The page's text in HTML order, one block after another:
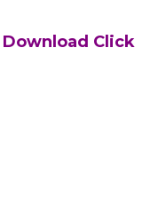
Download Click